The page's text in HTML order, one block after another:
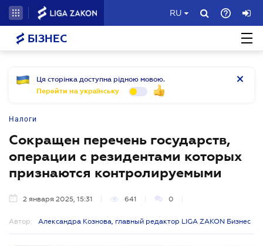
RU
БІЗНЕС
Ця сторінка доступна рідною мовою.
Перейти на українську
Налоги
Сокращен перечень государств,
операции с резидентами которых
признаются контролируемыми
2 января 2025, 15:31 641 0
Автор: Александра Кознова, главный редактор LIGA ZAKON Бизнес